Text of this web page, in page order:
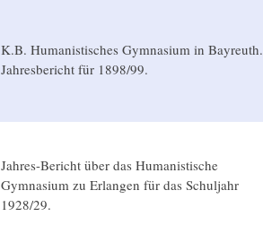
K.B. Humanistisches Gymnasium in Bayreuth.
Jahresbericht für 1898/99.
Jahres-Bericht über das Humanistische
Gymnasium zu Erlangen für das Schuljahr
1928/29.